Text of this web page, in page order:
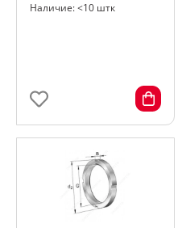
Наличие: <10 штк